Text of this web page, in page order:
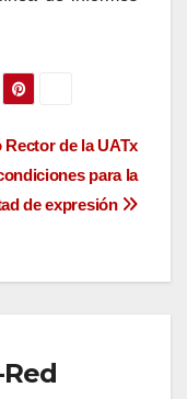
Rector de la UATx
para la
de expresión